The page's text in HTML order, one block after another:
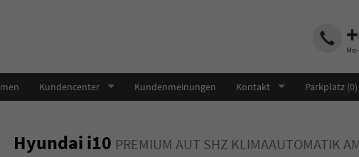
Kundencenter Kundenmeinungen Kontakt Parkplatz (0)
Hyundai i10 PREMIUM AUT SHZ KLIMAAUTOMATIK